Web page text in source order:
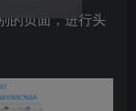
的页面，进行头